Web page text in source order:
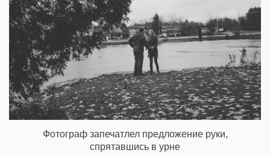
Фотограф запечатлел предложение руки,
спрятавшись в урне